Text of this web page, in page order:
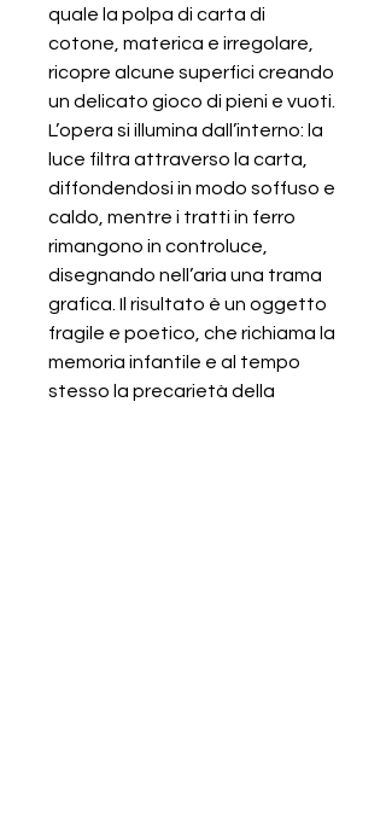
quale la polpa di carta di
cotone, materica e irregolare,
ricopre alcune superfici creando
un delicato gioco di pieni e vuoti.
L’opera si illumina dall’interno: la
luce filtra attraverso la carta,
diffondendosi in modo soffuso e
caldo, mentre i tratti in ferro
rimangono in controluce,
disegnando nell’aria una trama
grafica. Il risultato è un oggetto
fragile e poetico, che richiama la
memoria infantile e al tempo
stesso la precarietà della